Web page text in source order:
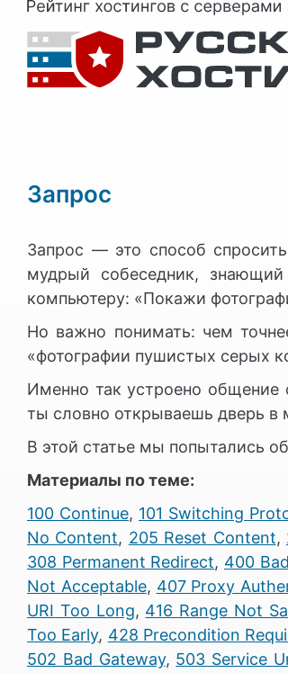
Запрос
Запрос — это способ
мудрый собеседник,
компьютеру: «Покажи
Но важно понимать: чем
«фотографии пушистых серых
Именно так устроено
ты словно открываешь дверь
В этой статье мы попытались
Материалы по теме:
100 Continue, 101 Switching
No Content, 205 Reset Content,
308 Permanent Redirect, 400
Not Acceptable, 407 Proxy
URI Too Long, 416 Range Not
Too Early, 428 Precondition
502 Bad Gateway, 503 Service